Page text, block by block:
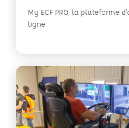
My ECF PRO, la plateforme
ligne